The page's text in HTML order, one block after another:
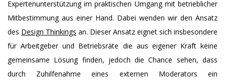
Expertenunterstützung im praktischen Umgang mit betrieblicher
Mitbestimmung aus einer Hand. Dabei wenden wir den Ansatz
des Design Thinkings an. Dieser Ansatz eignet sich insbesondere
für Arbeitgeber und Betriebsräte die aus eigener Kraft keine
gemeinsame Lösung finden, jedoch die Chance sehen, dass
durch Zuhilfenahme eines externen Moderators ein